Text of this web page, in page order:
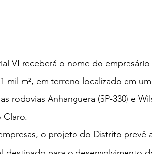
VI receberá o nome do empresário
mil m², em terreno localizado em
rodovias Anhanguera (SP-330) e
Claro.
o projeto do Distrito prevê